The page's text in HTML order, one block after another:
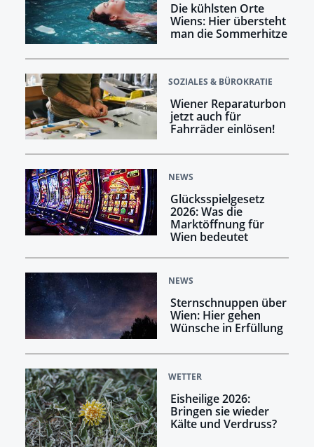
Die kühlsten Orte
Wiens: Hier übersteht
man die Sommerhitze
SOZIALES & BÜROKRATIE
Wiener Reparaturbon
jetzt auch für
Fahrräder einlösen!
NEWS
Glücksspielgesetz
2026: Was die
Marktöffnung für
Wien bedeutet
NEWS
Sternschnuppen über
Wien: Hier gehen
Wünsche in Erfüllung
WETTER
Eisheilige 2026:
Bringen sie wieder
Kälte und Verdruss?